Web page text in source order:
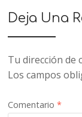
Deja Una
Tu dirección de
Los campos
Comentario*